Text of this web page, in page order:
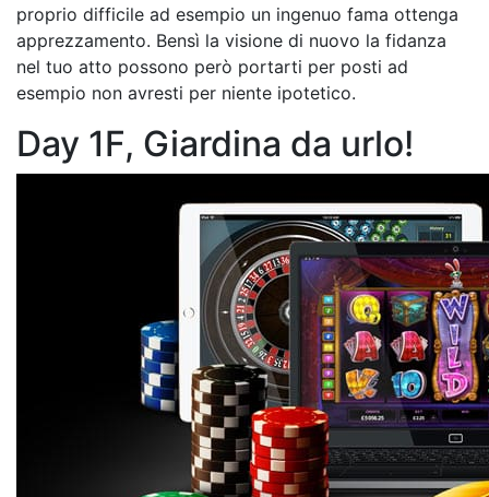
proprio difficile ad esempio un ingenuo fama ottenga
apprezzamento. Bensì la visione di nuovo la fidanza
nel tuo atto possono però portarti per posti ad
esempio non avresti per niente ipotetico.
Day 1F, Giardina da urlo!